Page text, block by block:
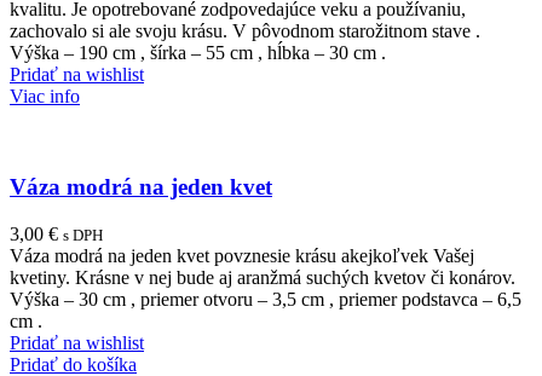
kvalitu. Je opotrebované zodpovedajúce veku a používaniu,
zachovalo si ale svoju krásu. V pôvodnom starožitnom stave .
Výška – 190 cm , šírka – 55 cm , hĺbka – 30 cm .
Pridať na wishlist
Viac info
Váza modrá na jeden kvet
3,00 € s DPH
Váza modrá na jeden kvet povznesie krásu akejkoľvek Vašej
kvetiny. Krásne v nej bude aj aranžmá suchých kvetov či konárov.
Výška – 30 cm , priemer otvoru – 3,5 cm , priemer podstavca – 6,5
cm .
Pridať na wishlist
Pridať do košíka